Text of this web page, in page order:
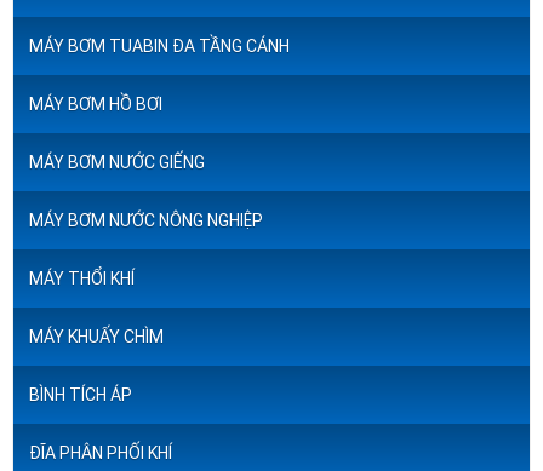
MÁY BƠM TUABIN ĐA TẦNG CÁNH
MÁY BƠM HỒ BƠI
MÁY BƠM NƯỚC GIẾNG
MÁY BƠM NƯỚC NÔNG NGHIỆP
MÁY THỔI KHÍ
MÁY KHUẤY CHÌM
BÌNH TÍCH ÁP
ĐĨA PHÂN PHỐI KHÍ